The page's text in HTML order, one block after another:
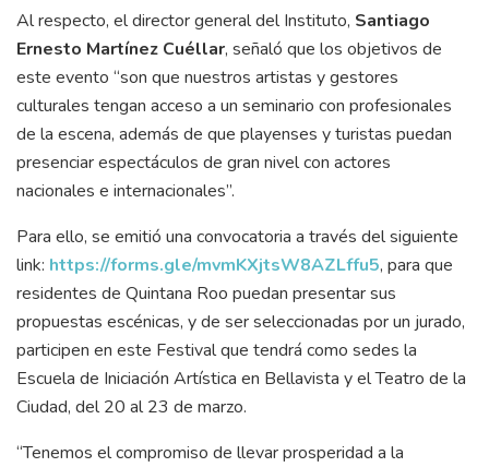
Al respecto, el director general del Instituto, Santiago
Ernesto Martínez Cuéllar, señaló que los objetivos de
este evento “son que nuestros artistas y gestores
culturales tengan acceso a un seminario con profesionales
de la escena, además de que playenses y turistas puedan
presenciar espectáculos de gran nivel con actores
nacionales e internacionales”.
Para ello, se emitió una convocatoria a través del siguiente
link: https://forms.gle/mvmKXjtsW8AZLffu5, para que
residentes de Quintana Roo puedan presentar sus
propuestas escénicas, y de ser seleccionadas por un jurado,
participen en este Festival que tendrá como sedes la
Escuela de Iniciación Artística en Bellavista y el Teatro de la
Ciudad, del 20 al 23 de marzo.
“Tenemos el compromiso de llevar prosperidad a la